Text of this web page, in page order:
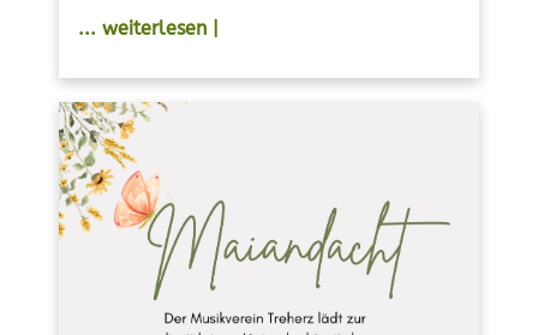
... weiterlesen |